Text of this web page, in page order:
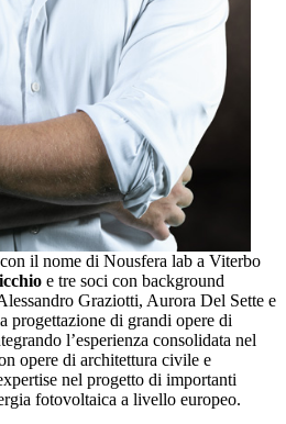
il nome di Nousfera lab a Viterbo
e tre soci con background
Graziotti, Aurora Del Sette e
progettazione di grandi opere di
l’esperienza consolidata nel
opere di architettura civile e
nel progetto di importanti
fotovoltaica a livello europeo.